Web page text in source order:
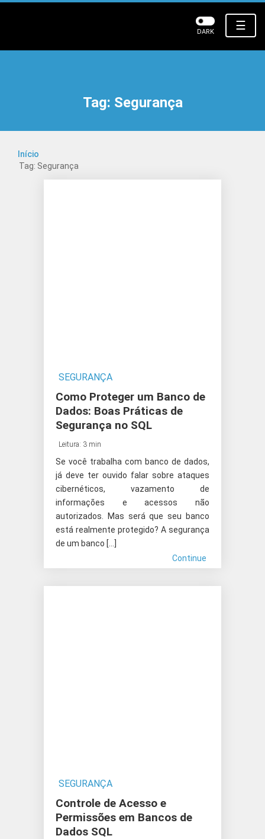
☰
DARK
Tag: Segurança
Início
Tag: Segurança
SEGURANÇA
Como Proteger um Banco de
Dados: Boas Práticas de
Segurança no SQL
Leitura: 3 min
Se você trabalha com banco de dados,
já deve ter ouvido falar sobre ataques
cibernéticos, vazamento de
informações e acessos não
autorizados. Mas será que seu banco
está realmente protegido? A segurança
de um banco […]
Continue
SEGURANÇA
Controle de Acesso e
Permissões em Bancos de
Dados SQL